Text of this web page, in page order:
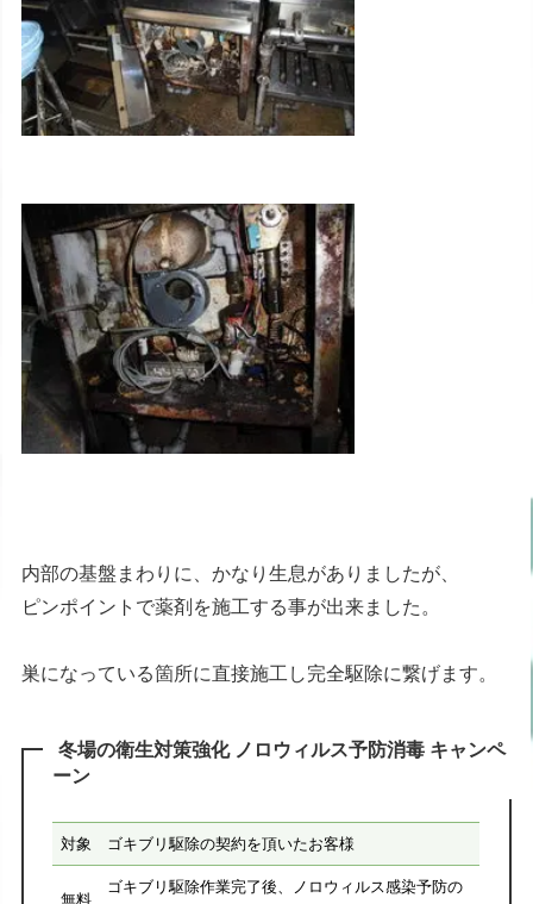
内部の基盤まわりに、かなり生息がありましたが、
ピンポイントで薬剤を施工する事が出来ました。
巣になっている箇所に直接施工し完全駆除に繋げます。
冬場の衛生対策強化 ノロウィルス予防消毒 キャンペ
ーン
対象 ゴキブリ駆除の契約を頂いたお客様
無料
ゴキブリ駆除作業完了後、ノロウィルス感染予防の